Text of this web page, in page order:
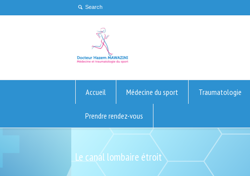
Accueil Médecine du sport Traumatologie
Prendre rendez-vous
Le canal lombaire étroit